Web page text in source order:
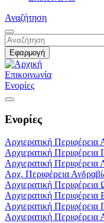
Αναζήτηση
Επικοινωνία
Ενορίες
Ενορίες
Αρχιερατική Περιφέρεια
Αρχιερατική Περιφέρεια
Αρχιερατική
Αρχ. Περιφέρεια
Αρχιερατική Περιφέρεια
Αρχιερατική Περιφέρεια
Αρχιερατική
Αρχιερατική